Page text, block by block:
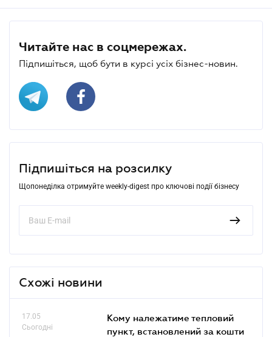
Читайте нас в соцмережах.
Підпишіться, щоб бути в курсі усіх бізнес-новин.
Підпишіться на розсилку
Щопонеділка отримуйте weekly-digest про ключові події бізнесу
Схожі новини
17.05
Сьогодні
Кому належатиме тепловий
пункт, встановлений за кошти